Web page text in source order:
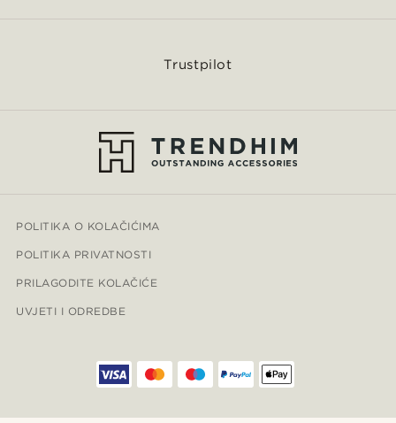
Trustpilot
POLITIKA O KOLAČIĆIMA
POLITIKA PRIVATNOSTI
PRILAGODITE KOLAČIĆE
UVJETI I ODREDBE